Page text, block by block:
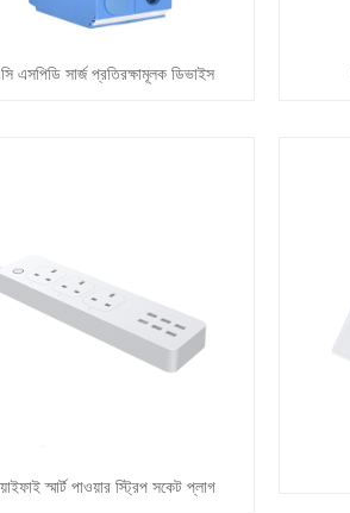
এসপিডি সার্জ প্রতিরক্ষামূলক ডিভাইস
স্মার্ট পাওয়ার স্ট্রিপ সকেট প্লাগ